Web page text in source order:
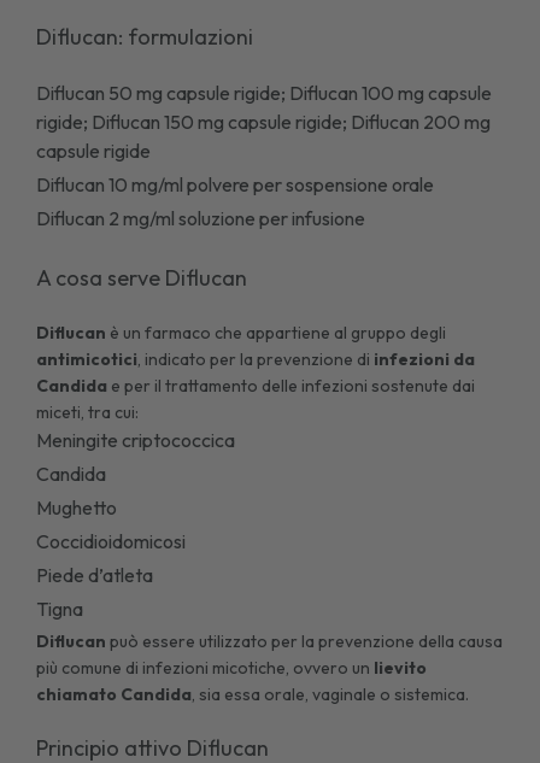
Diflucan: formulazioni
Diflucan 50 mg capsule rigide; Diflucan 100 mg capsule
rigide; Diflucan 150 mg capsule rigide; Diflucan 200 mg
capsule rigide
Diflucan 10 mg/ml polvere per sospensione orale
Diflucan 2 mg/ml soluzione per infusione
A cosa serve Diflucan
Diflucan è un farmaco che appartiene al gruppo degli
antimicotici, indicato per la prevenzione di infezioni da
Candida e per il trattamento delle infezioni sostenute dai
miceti, tra cui:
Meningite criptococcica
Candida
Mughetto
Coccidioidomicosi
Piede d’atleta
Tigna
Diflucan può essere utilizzato per la prevenzione della causa
più comune di infezioni micotiche, ovvero un lievito
chiamato Candida, sia essa orale, vaginale o sistemica.
Principio attivo Diflucan